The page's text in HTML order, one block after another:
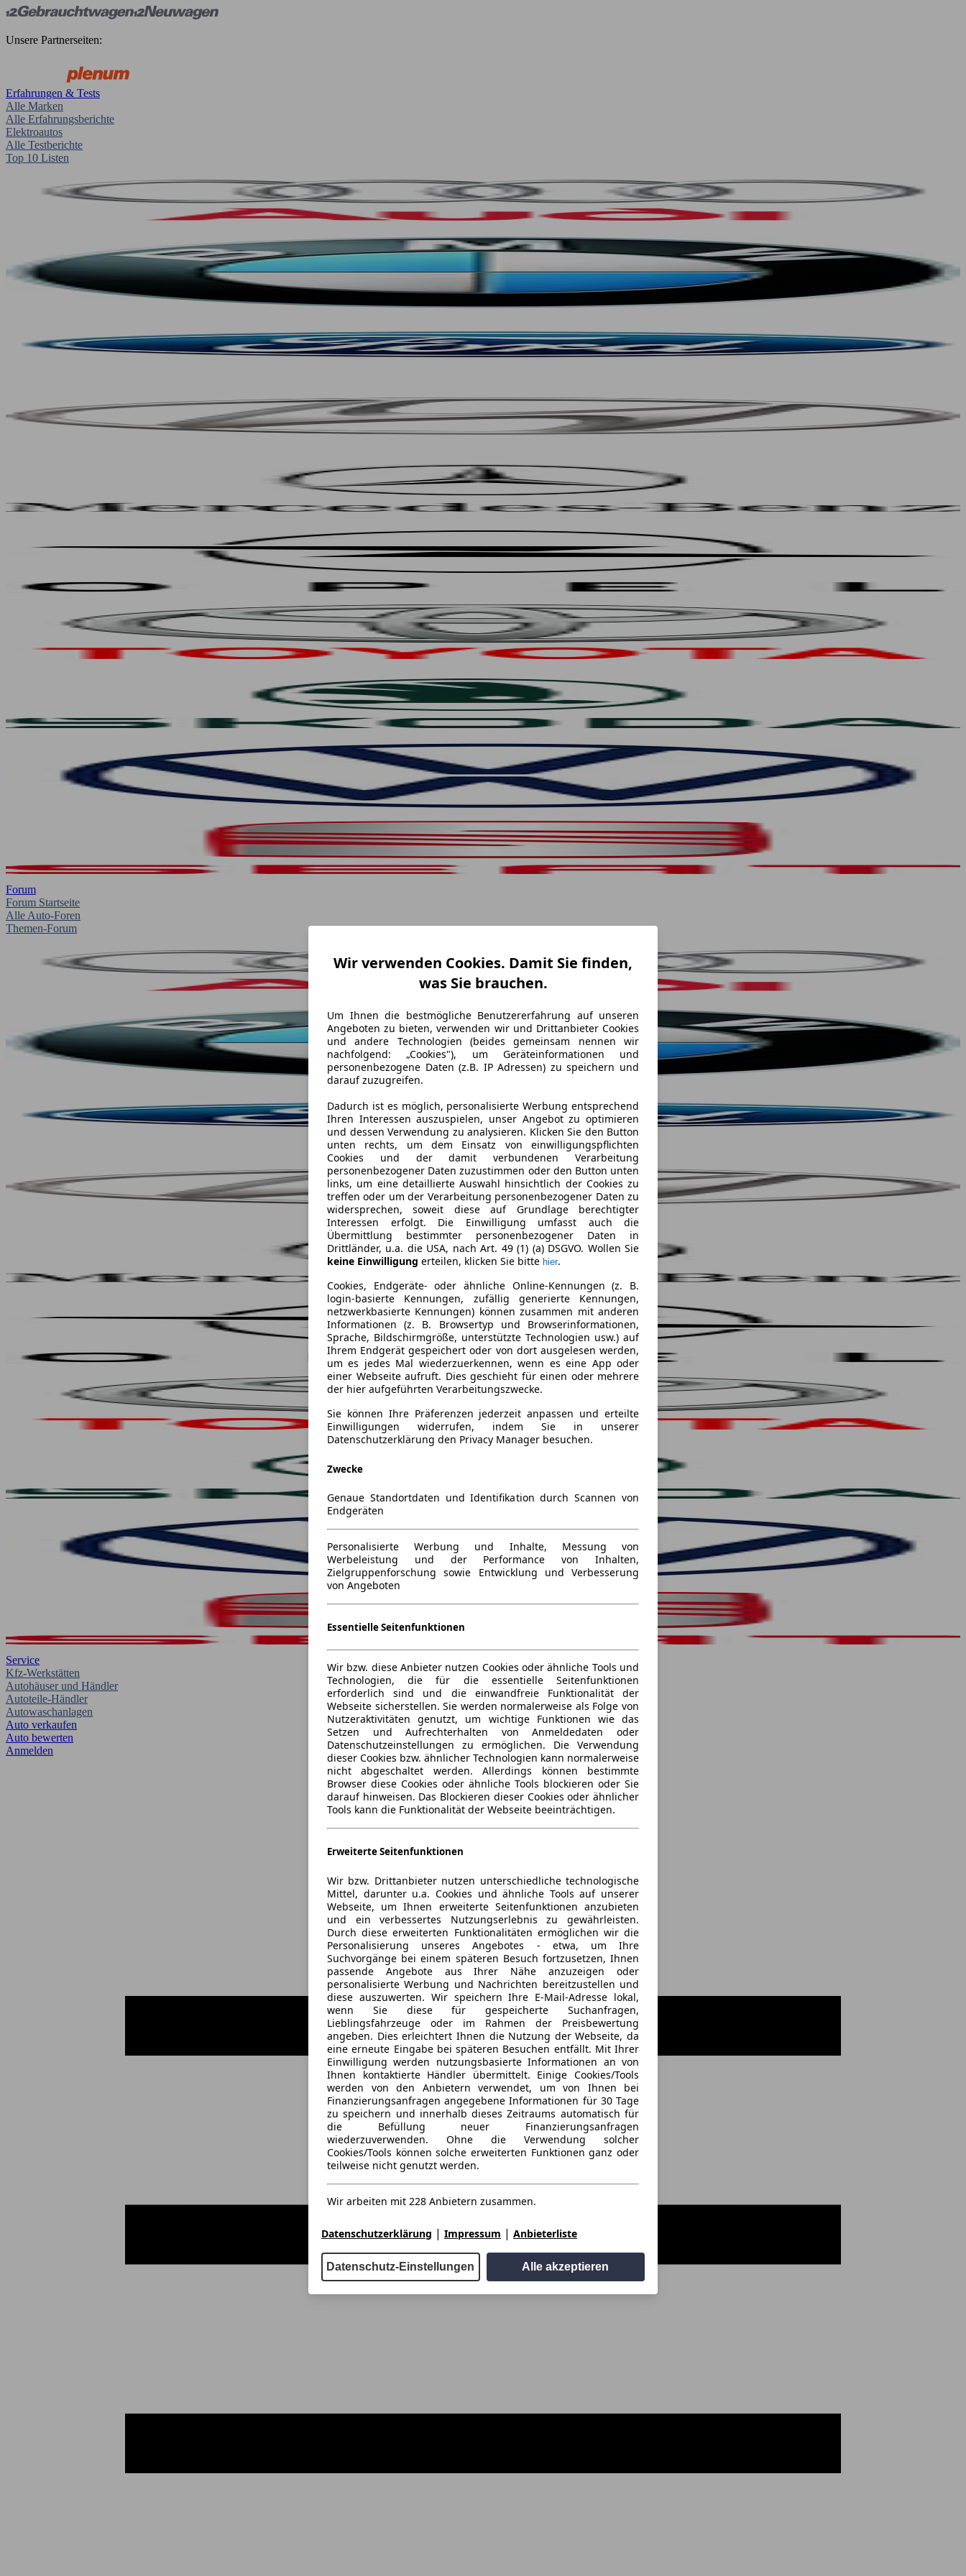
Unsere Partnerseiten:
Erfahrungen & Tests
Alle Marken
Alle Erfahrungsberichte
Elektroautos
Alle Testberichte
Top 10 Listen
Forum
Forum Startseite
Alle Auto-Foren
Themen-Forum
Service
Kfz-Werkstätten
Autohäuser und Händler
Autoteile-Händler
Autowaschanlagen
Auto verkaufen
Auto bewerten
Anmelden
Wir verwenden Cookies. Damit Sie finden,
was Sie brauchen.
Um Ihnen die bestmögliche Benutzererfahrung auf unseren
Angeboten zu bieten, verwenden wir und Drittanbieter Cookies
und andere Technologien (beides gemeinsam nennen wir
nachfolgend: „Cookies"), um Geräteinformationen und
personenbezogene Daten (z.B. IP Adressen) zu speichern und
darauf zuzugreifen.
Dadurch ist es möglich, personalisierte Werbung entsprechend
Ihren Interessen auszuspielen, unser Angebot zu optimieren
und dessen Verwendung zu analysieren. Klicken Sie den Button
unten rechts, um dem Einsatz von einwilligungspflichten
Cookies und der damit verbundenen Verarbeitung
personenbezogener Daten zuzustimmen oder den Button unten
links, um eine detaillierte Auswahl hinsichtlich der Cookies zu
treffen oder um der Verarbeitung personenbezogener Daten zu
widersprechen, soweit diese auf Grundlage berechtigter
Interessen erfolgt. Die Einwilligung umfasst auch die
Übermittlung bestimmter personenbezogener Daten in
Drittländer, u.a. die USA, nach Art. 49 (1) (a) DSGVO. Wollen Sie
keine Einwilligung erteilen, klicken Sie bitte hier.
Cookies, Endgeräte- oder ähnliche Online-Kennungen (z. B.
login-basierte Kennungen, zufällig generierte Kennungen,
netzwerkbasierte Kennungen) können zusammen mit anderen
Informationen (z. B. Browsertyp und Browserinformationen,
Sprache, Bildschirmgröße, unterstützte Technologien usw.) auf
Ihrem Endgerät gespeichert oder von dort ausgelesen werden,
um es jedes Mal wiederzuerkennen, wenn es eine App oder
einer Webseite aufruft. Dies geschieht für einen oder mehrere
der hier aufgeführten Verarbeitungszwecke.
Sie können Ihre Präferenzen jederzeit anpassen und erteilte
Einwilligungen widerrufen, indem Sie in unserer
Datenschutzerklärung den Privacy Manager besuchen.
Zwecke
Genaue Standortdaten und Identifikation durch Scannen von
Endgeräten
Personalisierte Werbung und Inhalte, Messung von
Werbeleistung und der Performance von Inhalten,
Zielgruppenforschung sowie Entwicklung und Verbesserung
von Angeboten
Essentielle Seitenfunktionen
Wir bzw. diese Anbieter nutzen Cookies oder ähnliche Tools und
Technologien, die für die essentielle Seitenfunktionen
erforderlich sind und die einwandfreie Funktionalität der
Webseite sicherstellen. Sie werden normalerweise als Folge von
Nutzeraktivitäten genutzt, um wichtige Funktionen wie das
Setzen und Aufrechterhalten von Anmeldedaten oder
Datenschutzeinstellungen zu ermöglichen. Die Verwendung
dieser Cookies bzw. ähnlicher Technologien kann normalerweise
nicht abgeschaltet werden. Allerdings können bestimmte
Browser diese Cookies oder ähnliche Tools blockieren oder Sie
darauf hinweisen. Das Blockieren dieser Cookies oder ähnlicher
Tools kann die Funktionalität der Webseite beeinträchtigen.
Erweiterte Seitenfunktionen
Wir bzw. Drittanbieter nutzen unterschiedliche technologische
Mittel, darunter u.a. Cookies und ähnliche Tools auf unserer
Webseite, um Ihnen erweiterte Seitenfunktionen anzubieten
und ein verbessertes Nutzungserlebnis zu gewährleisten.
Durch diese erweiterten Funktionalitäten ermöglichen wir die
Personalisierung unseres Angebotes - etwa, um Ihre
Suchvorgänge bei einem späteren Besuch fortzusetzen, Ihnen
passende Angebote aus Ihrer Nähe anzuzeigen oder
personalisierte Werbung und Nachrichten bereitzustellen und
diese auszuwerten. Wir speichern Ihre E-Mail-Adresse lokal,
wenn Sie diese für gespeicherte Suchanfragen,
Lieblingsfahrzeuge oder im Rahmen der Preisbewertung
angeben. Dies erleichtert Ihnen die Nutzung der Webseite, da
eine erneute Eingabe bei späteren Besuchen entfällt. Mit Ihrer
Einwilligung werden nutzungsbasierte Informationen an von
Ihnen kontaktierte Händler übermittelt. Einige Cookies/Tools
werden von den Anbietern verwendet, um von Ihnen bei
Finanzierungsanfragen angegebene Informationen für 30 Tage
zu speichern und innerhalb dieses Zeitraums automatisch für
die Befüllung neuer Finanzierungsanfragen
wiederzuverwenden. Ohne die Verwendung solcher
Cookies/Tools können solche erweiterten Funktionen ganz oder
teilweise nicht genutzt werden.
Wir arbeiten mit 228 Anbietern zusammen.
Datenschutzerklärung | Impressum | Anbieterliste
Datenschutz-Einstellungen Alle akzeptieren